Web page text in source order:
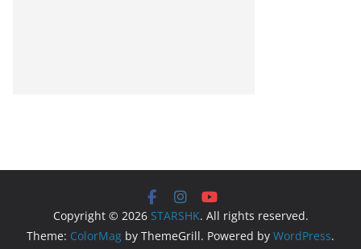
Copyright © 2026 STARSHK. All rights reserved.
Theme: ColorMag by ThemeGrill. Powered by WordPress.